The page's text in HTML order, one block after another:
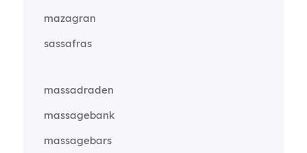
mazagran
sassafras
massadraden
massagebank
massagebars